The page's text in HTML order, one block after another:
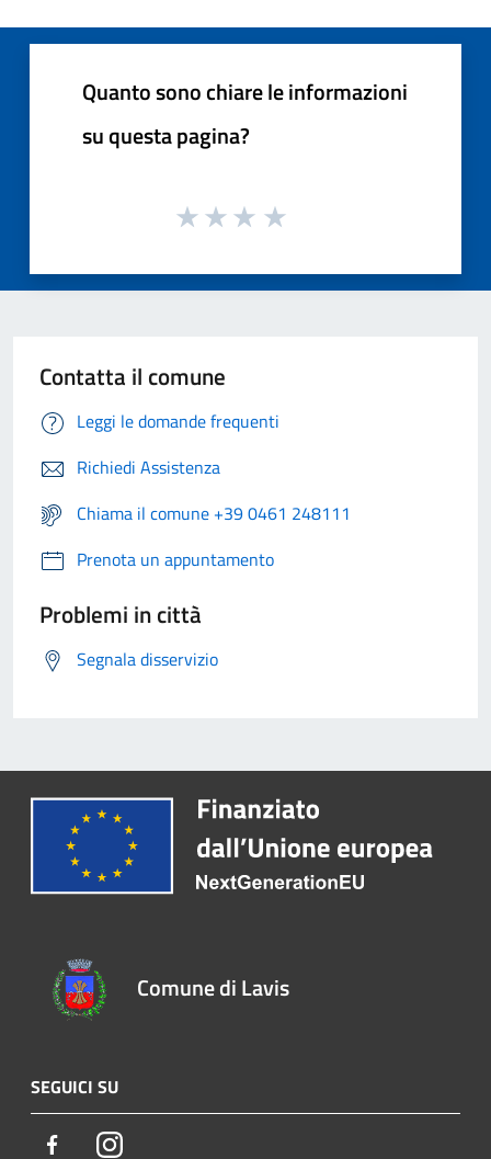
Quanto sono chiare le informazioni
su questa pagina?
Contatta il comune
Leggi le domande frequenti
Richiedi Assistenza
Chiama il comune +39 0461 248111
Prenota un appuntamento
Problemi in città
Segnala disservizio
Comune di Lavis
SEGUICI SU
FacebookInstagram